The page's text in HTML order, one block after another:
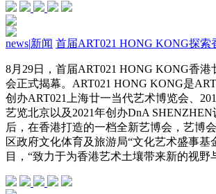
news|新闻 首届ART021 HONG KONG探索
8月29日，首届ART021 HONG KONG香
会正式揭幕。ART021 HONG KONG是
创办ART021上海廿一当代艺术博览会、
艺览北京以及2021年创办DnA
后，在香港打造的一档全新艺博会，艺博
区政府文化体育及旅游局“文化艺术盛事基
目，“致力于为香港艺术土壤带来新的视野